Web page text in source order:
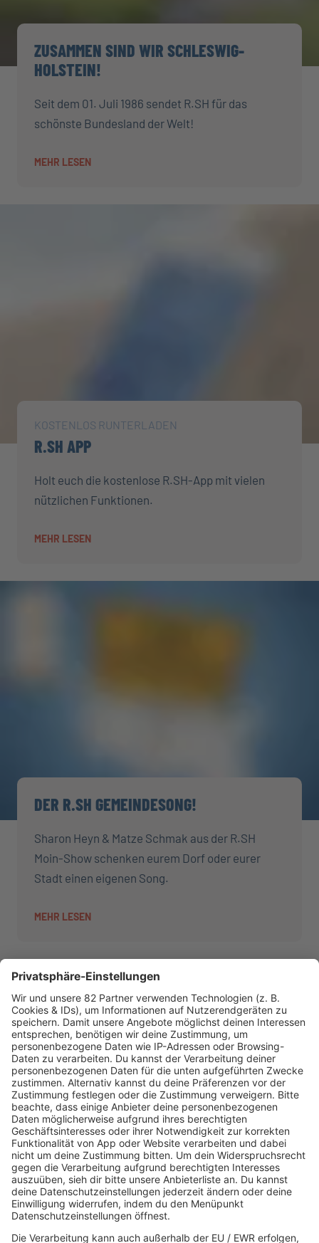
ZUSAMMEN SIND WIR SCHLESWIG-
HOLSTEIN!
Seit dem 01. Juli 1986 sendet R.SH für das
schönste Bundesland der Welt!
MEHR LESEN
KOSTENLOS RUNTERLADEN
R.SH APP
Holt euch die kostenlose R.SH-App mit vielen
nützlichen Funktionen.
MEHR LESEN
DER R.SH GEMEINDESONG!
Sharon Heyn & Matze Schmak aus der R.SH
Moin-Show schenken eurem Dorf oder eurer
Stadt einen eigenen Song.
MEHR LESEN
AKTIONEN
R.SH hilft helfen-Stiftung!
AKTUELL
Aktuelles von den R.SH Schleswig-Holstein-Reportern
Jobbörse
MUSIK
Unsere Musikstreams